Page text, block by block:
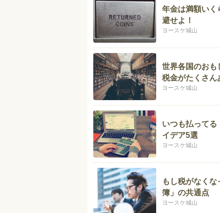
年金は満額いく
避せよ！
ヨースケ城山
世界各国のおも
税金がたくさん
ヨースケ城山
いつも払ってる
イデア5選
ヨースケ城山
もし税がなく
簿」の共通点
ヨースケ城山